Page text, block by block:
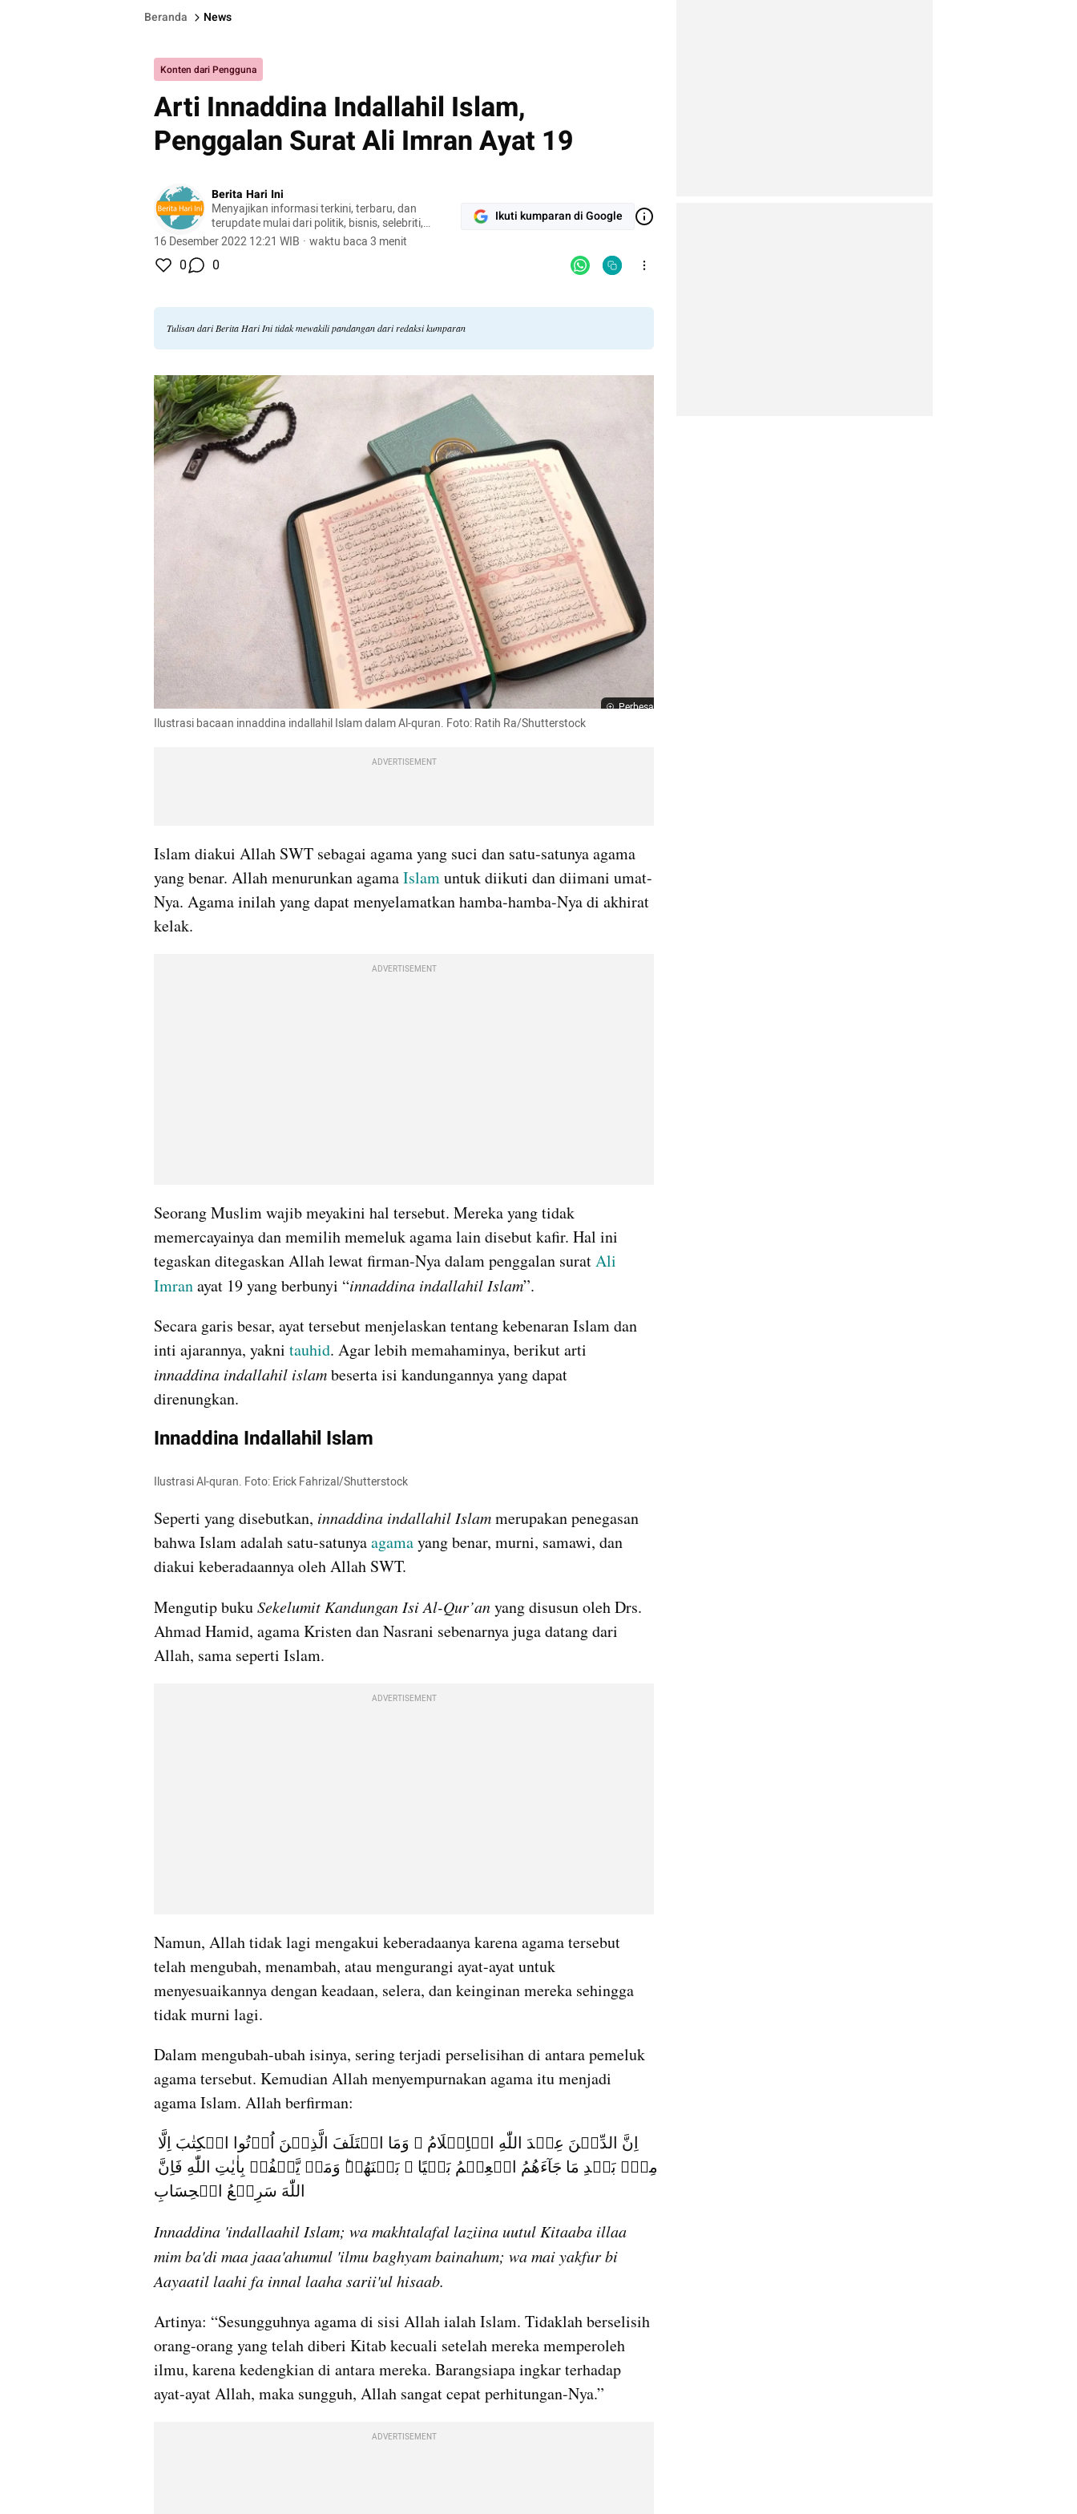
Beranda News
Konten dari Pengguna
Arti Innaddina Indallahil Islam,
Penggalan Surat Ali Imran Ayat 19
Berita Hari Ini
Menyajikan informasi terkini, terbaru, dan
terupdate mulai dari politik, bisnis, selebriti,
lifestyle, dan masih banyak lagi.
16 Desember 2022 12:21 WIB · waktu baca 3 menit
Ikuti kumparan di Google
0 0
Tulisan dari Berita Hari Ini tidak mewakili pandangan dari redaksi kumparan
Perbesar
Ilustrasi bacaan innaddina indallahil Islam dalam Al-quran. Foto: Ratih Ra/Shutterstock
ADVERTISEMENT
Islam diakui Allah SWT sebagai agama yang suci dan satu-satunya agama
yang benar. Allah menurunkan agama Islam untuk diikuti dan diimani umat-
Nya. Agama inilah yang dapat menyelamatkan hamba-hamba-Nya di akhirat
kelak.
ADVERTISEMENT
Seorang Muslim wajib meyakini hal tersebut. Mereka yang tidak
memercayainya dan memilih memeluk agama lain disebut kafir. Hal ini
tegaskan ditegaskan Allah lewat firman-Nya dalam penggalan surat Ali
Imran ayat 19 yang berbunyi “innaddina indallahil Islam”.
Secara garis besar, ayat tersebut menjelaskan tentang kebenaran Islam dan
inti ajarannya, yakni tauhid
innaddina indallahil islam beserta isi kandungannya yang dapat
direnungkan.
Innaddina Indallahil Islam
Ilustrasi Al-quran. Foto: Erick Fahrizal/Shutterstock
Seperti yang disebutkan, innaddina indallahil Islam merupakan penegasan
bahwa Islam adalah satu-satunya agama yang benar, murni, samawi, dan
diakui keberadaannya oleh Allah SWT.
Mengutip buku Sekelumit Kandungan Isi Al-Qur’an yang disusun oleh Drs.
Ahmad Hamid, agama Kristen dan Nasrani sebenarnya juga datang dari
Allah, sama seperti Islam.
ADVERTISEMENT
Namun, Allah tidak lagi mengakui keberadaanya karena agama tersebut
telah mengubah, menambah, atau mengurangi ayat-ayat untuk
menyesuaikannya dengan keadaan, selera, dan keinginan mereka sehingga
tidak murni lagi.
Dalam mengubah-ubah isinya, sering terjadi perselisihan di antara pemeluk
agama tersebut. Kemudian Allah menyempurnakan agama itu menjadi
agama Islam. Allah berfirman:
اللّٰهَ سَرِيۡعُ الۡحِسَابِ
Innaddina 'indallaahil Islam; wa makhtalafal laziina uutul Kitaaba illaa
mim ba'di maa jaaa'ahumul 'ilmu baghyam bainahum; wa mai yakfur bi
Aayaatil laahi fa innal laaha sarii'ul hisaab.
Artinya: “Sesungguhnya agama di sisi Allah ialah Islam. Tidaklah berselisih
orang-orang yang telah diberi Kitab kecuali setelah mereka memperoleh
ilmu, karena kedengkian di antara mereka. Barangsiapa ingkar terhadap
ayat-ayat Allah, maka sungguh, Allah sangat cepat perhitungan-Nya.”
ADVERTISEMENT